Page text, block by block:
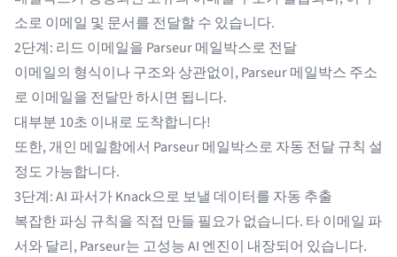
소로 이메일 및 문서를 전달할 수 있습니다.
2단계: 리드 이메일을 Parseur 메일박스로 전달
이메일의 형식이나 구조와 상관없이, Parseur 메일박스 주소
로 이메일을 전달만 하시면 됩니다.
대부분 10초 이내로 도착합니다!
또한, 개인 메일함에서 Parseur 메일박스로 자동 전달 규칙 설
정도 가능합니다.
3단계: AI 파서가 Knack으로 보낼 데이터를 자동 추출
복잡한 파싱 규칙을 직접 만들 필요가 없습니다. 타 이메일 파
서와 달리, Parseur는 고성능 AI 엔진이 내장되어 있습니다.